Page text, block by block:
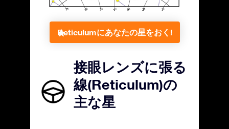
Reticulumにあなたの星をおく!
接眼レンズに張る
線(Reticulum)の
主な星